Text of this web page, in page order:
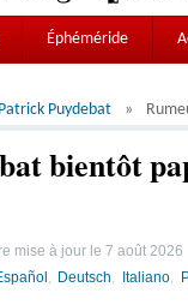
Éphéméride
Patrick Puydebat
bientôt
mise à jour le 7 août 2026
Deutsch Italiano